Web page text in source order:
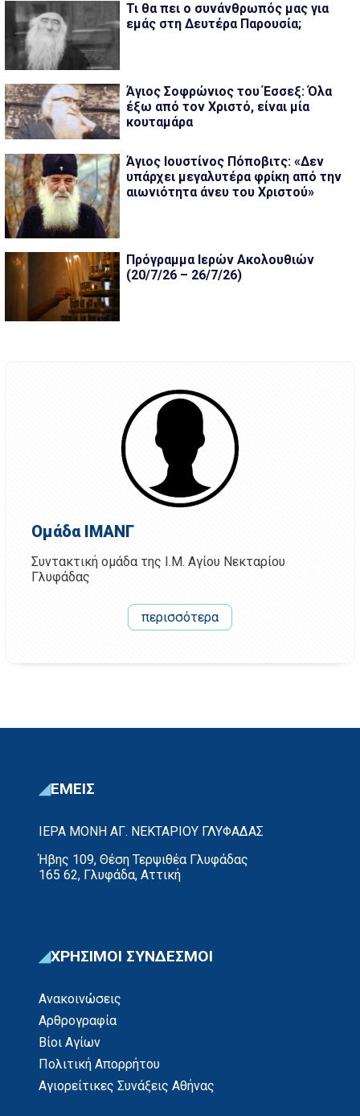
Τι θα πει ο συνάνθρωπός μας για
εμάς στη Δευτέρα Παρουσία;
Άγιος Σοφρώνιος του Έσσεξ: Όλα
έξω από τον Χριστό, είναι μία
κουταμάρα
Άγιος Ιουστίνος Πόποβιτς: «Δεν
υπάρχει μεγαλυτέρα φρίκη από την
αιωνιότητα άνευ του Χριστού»
Πρόγραμμα Ιερών Ακολουθιών
(20/7/26 – 26/7/26)
Ομάδα ΙΜΑΝΓ
Συντακτική ομάδα της Ι.Μ. Αγίου Νεκταρίου
Γλυφάδας
περισσότερα
ΕΜΕΙΣ
ΙΕΡΑ ΜΟΝΗ ΑΓ. ΝΕΚΤΑΡΙΟΥ ΓΛΥΦΑΔΑΣ
Ήβης 109, Θέση Τερψιθέα Γλυφάδας
165 62, Γλυφάδα, Αττική
ΧΡΗΣΙΜΟΙ ΣΥΝΔΕΣΜΟΙ
Ανακοινώσεις
Αρθρογραφία
Βίοι Αγίων
Πολιτική Απορρήτου
Αγιορείτικες Συνάξεις Αθήνας